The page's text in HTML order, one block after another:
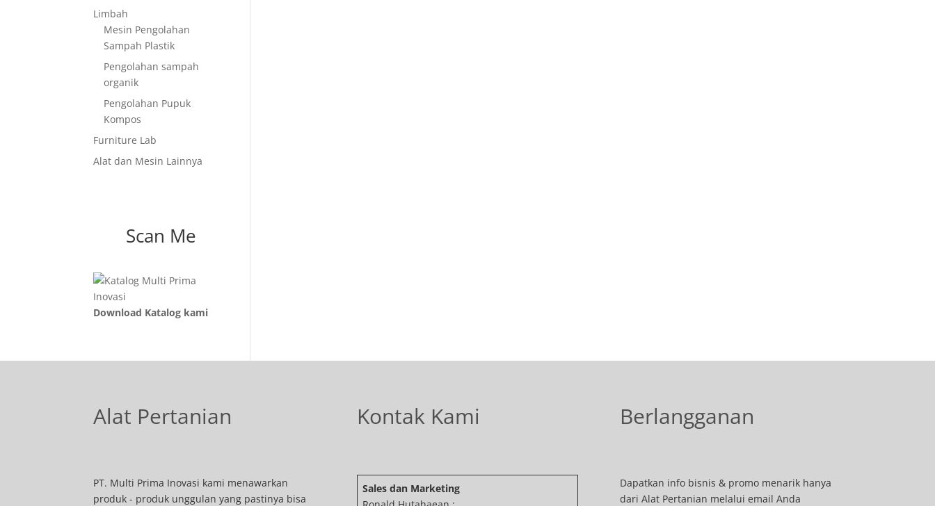
Limbah
Mesin Pengolahan
Sampah Plastik
Pengolahan sampah
organik
Pengolahan Pupuk
Kompos
Furniture Lab
Alat dan Mesin Lainnya
Scan Me
Download Katalog kami
Alat Pertanian
PT. Multi Prima Inovasi kami menawarkan
produk - produk unggulan yang pastinya bisa
Kontak Kami
Sales dan Marketing
Berlangganan
Dapatkan info bisnis & promo menarik hanya
dari Alat Pertanian melalui email Anda